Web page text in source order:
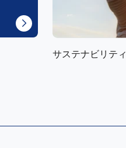
サステナビリティ